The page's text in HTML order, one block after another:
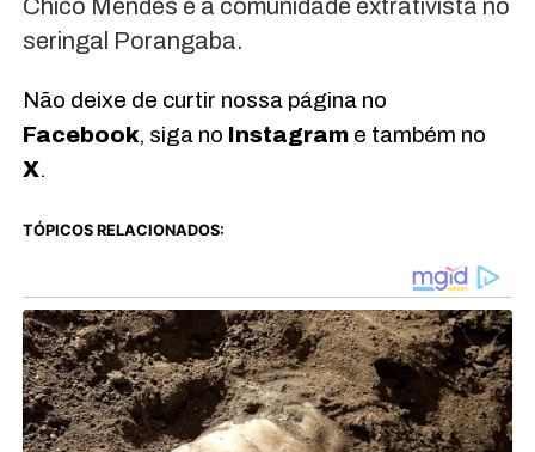
Chico Mendes e a comunidade extrativista no
seringal Porangaba.
Não deixe de curtir nossa página no
Facebook, siga no Instagrame também no
X.
TÓPICOS RELACIONADOS: